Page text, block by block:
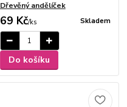
Dřevěný andělíček
69 Kč/ks Skladem
Do košíku